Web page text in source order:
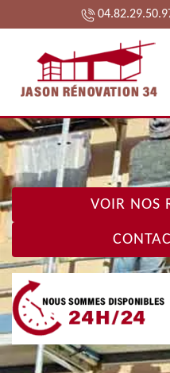
VOIR NOS